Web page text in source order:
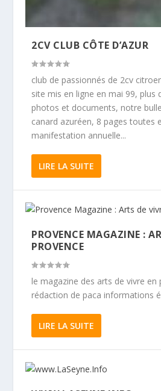
2CV CLUB CÔTE D’AZUR
club de passionnés de 2cv
site mis en ligne en mai 99, plus
photos et documents, notre
canard azuréen, 8 pages toutes
manifestation annuelle...
LIRE LA SUITE
PROVENCE MAGAZINE :
PROVENCE
le magazine des arts de vivre en
rédaction de paca informations
LIRE LA SUITE